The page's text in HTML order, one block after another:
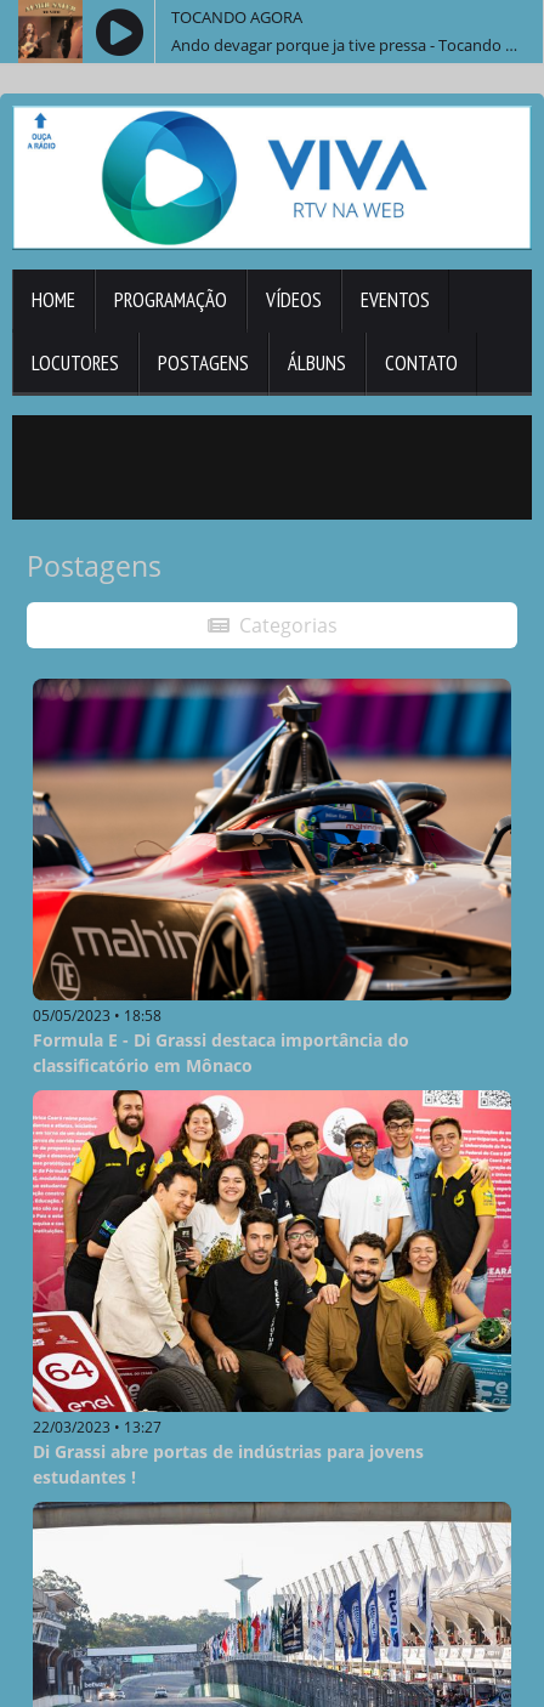
TOCANDO AGORA
Ando devagar porque ja tive pressa - Tocando em Frente - Almir Sater
HOME PROGRAMAÇÃO VÍDEOS EVENTOS
LOCUTORES POSTAGENS ÁLBUNS CONTATO
Postagens
Categorias
05/05/2023 • 18:58
Formula E - Di Grassi destaca importância do
classificatório em Mônaco
22/03/2023 • 13:27
Di Grassi abre portas de indústrias para jovens
estudantes !